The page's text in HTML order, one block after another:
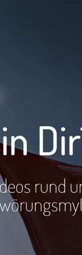
rund